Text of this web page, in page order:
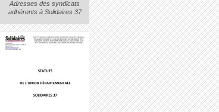
Adresses des syndicats
adhérents à Solidaires 37